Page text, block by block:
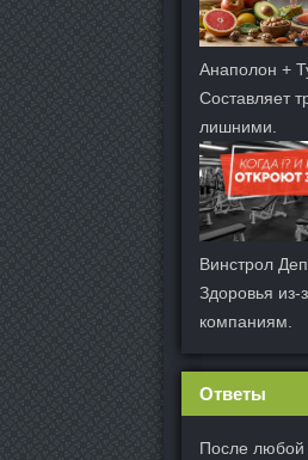
Анаполон +
Составляет
лишними.
Винстрол
Здоровья из-
компаниям.
Ответы
После любой